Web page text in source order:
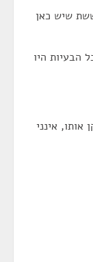
שיש כאן
הבעיות היו
אינני